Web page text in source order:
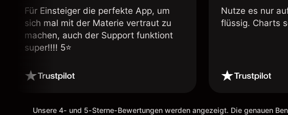
Für Einsteiger die perfekte App, um
sich mal mit der Materie vertraut zu
machen, auch der Support funktiont
super!!!! 5⭐️
Nutze es nur
flüssig. Charts
Unsere 4- und 5-Sterne-Bewertungen werden angezeigt. Die genauen